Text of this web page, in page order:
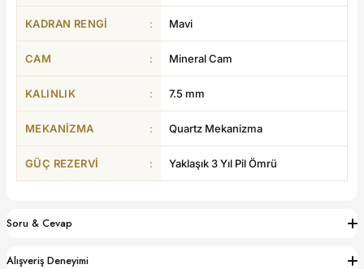
KADRAN RENGI : Mavi
CAM : Mineral Cam
KALINLIK : 7.5 mm
MEKANIZMA : Quartz Mekanizma
GÜÇ REZERVI : Yaklaşık 3 Yıl Pil Ömrü
Soru & Cevap
Alışveriş Deneyimi